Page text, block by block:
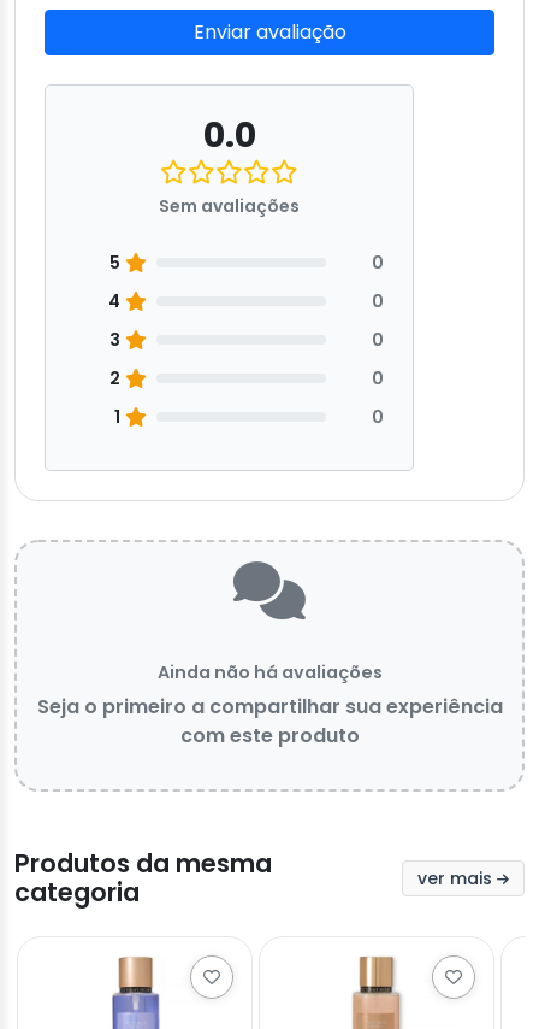
Enviar avaliação
0.0
Sem avaliações
5
0
4
0
3
0
2
0
1
0
Ainda não há avaliações
Seja o primeiro a compartilhar sua experiência
com este produto
Produtos da mesma
categoria
ver mais